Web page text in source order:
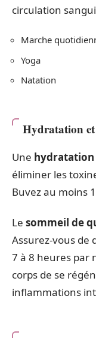
circulation
Marche
Yoga
Natation
Hydratation
Une hydratation
éliminer les
Buvez au moins
Le sommeil de
Assurez-vous
7 à 8 heures par
corps de se
inflammations